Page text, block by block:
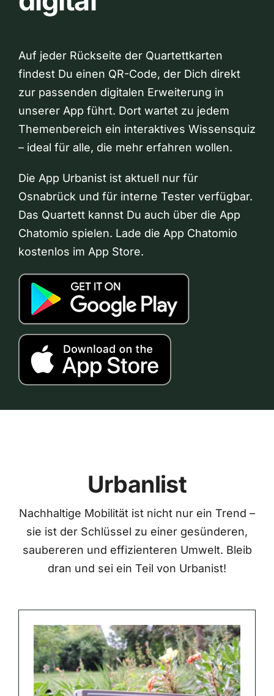
Auf jeder Rückseite der Quartettkarten
findest Du einen QR-Code, der Dich direkt
zur passenden digitalen Erweiterung in
unserer App führt. Dort wartet zu jedem
Themenbereich ein interaktives Wissensquiz
– ideal für alle, die mehr erfahren wollen.
Die App Urbanist ist aktuell nur für
Osnabrück und für interne Tester verfügbar.
Das Quartett kannst Du auch über die App
Chatomio spielen. Lade die App Chatomio
kostenlos im App Store.
Urbanlist
Nachhaltige Mobilität ist nicht nur ein Trend –
sie ist der Schlüssel zu einer gesünderen,
saubereren und effizienteren Umwelt. Bleib
dran und sei ein Teil von Urbanist!